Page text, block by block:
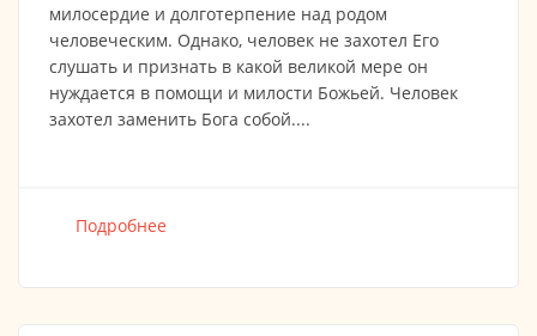
милосердие и долготерпение над родом
человеческим. Однако, человек не захотел Его
слушать и признать в какой великой мере он
нуждается в помощи и милости Божьей. Человек
захотел заменить Бога собой....
Подробнее